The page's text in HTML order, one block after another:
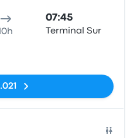
07:45
Terminal Sur